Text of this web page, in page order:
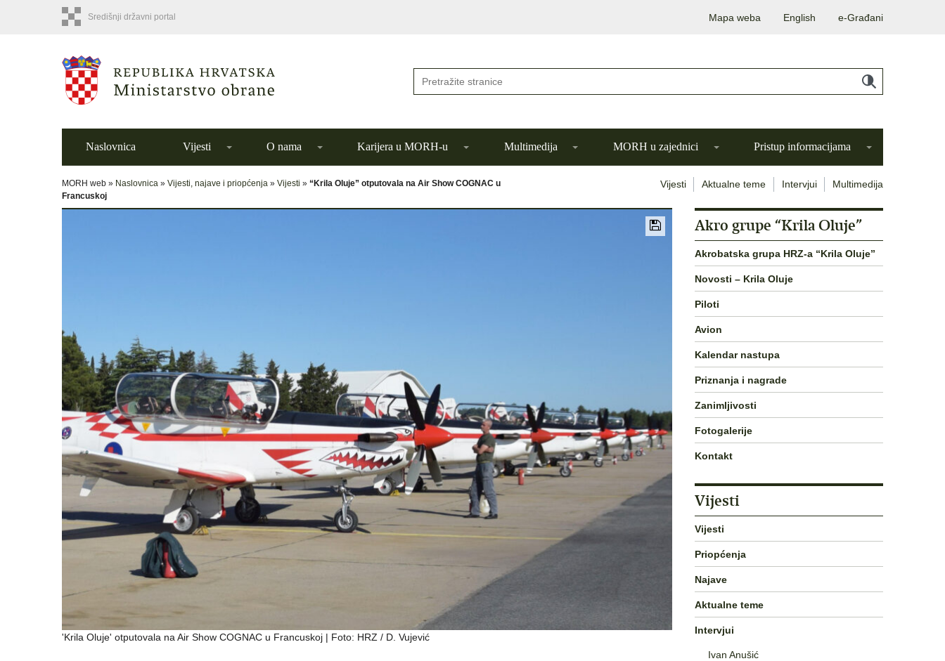
Središnji državni portal Mapa weba English e-Građani
Naslovnica Vijesti O nama Karijera u MORH-u Multimedija MORH u zajednici Pristup informacijama
MORH web » Naslovnica » Vijesti, najave i priopćenja » Vijesti » “Krila Oluje” otputovala na Air Show COGNAC u
Francuskoj
Vijesti Aktualne teme Intervjui Multimedija
'Krila Oluje' otputovala na Air Show COGNAC u Francuskoj | Foto: HRZ / D. Vujević
Akro grupe “Krila Oluje”
Akrobatska grupa HRZ-a “Krila Oluje”
Novosti – Krila Oluje
Piloti
Avion
Kalendar nastupa
Priznanja i nagrade
Zanimljivosti
Fotogalerije
Kontakt
Vijesti
Vijesti
Priopćenja
Najave
Aktualne teme
Intervjui
Ivan Anušić